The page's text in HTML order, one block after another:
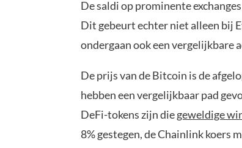
De saldi op prominente
Dit gebeurt echter niet alleen bij
ondergaan ook een vergelijkbare
De prijs van de Bitcoin is de
hebben een vergelijkbaar pad
DeFi-tokens zijn diegeweldige
8% gestegen, de Chainlink koers